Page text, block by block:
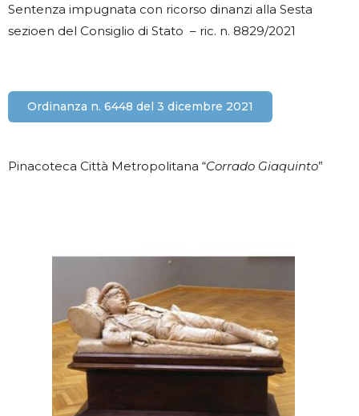
Sentenza impugnata con ricorso dinanzi alla Sesta
sezioen del Consiglio di Stato – ric. n. 8829/2021
Ordinanza n. 6448 del 3 dicembre 2021
Pinacoteca Città Metropolitana “Corrado Giaquinto”